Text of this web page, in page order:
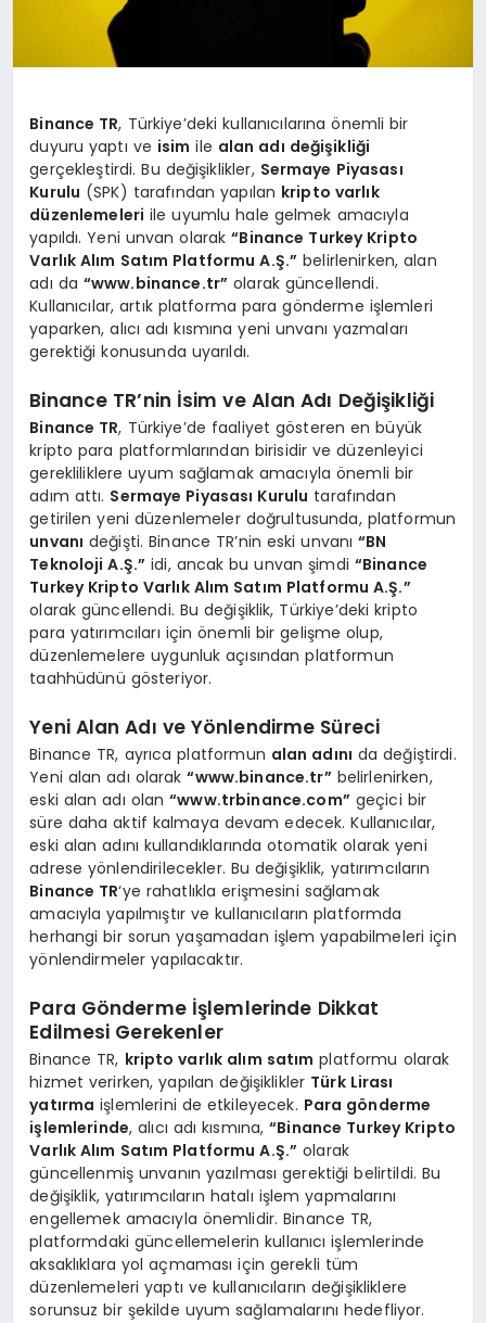
Binance TR, Türkiye’deki kullanıcılarına önemli bir
duyuru yaptı ve isim ile alan adı değişikliği
gerçekleştirdi. Bu değişiklikler, Sermaye Piyasası
Kurulu (SPK) tarafından yapılan kripto varlık
düzenlemeleri ile uyumlu hale gelmek amacıyla
yapıldı. Yeni unvan olarak“Binance Turkey Kripto
Varlık Alım Satım Platformu A.Ş.” belirlenirken, alan
adı da “www.binance.tr” olarak güncellendi.
Kullanıcılar, artık platforma para gönderme işlemleri
yaparken, alıcı adı kısmına yeni unvanı yazmaları
gerektiği konusunda uyarıldı.
Binance TR’nin İsim ve Alan Adı Değişikliği
Binance TR, Türkiye’de faaliyet gösteren en büyük
kripto para platformlarından birisidir ve düzenleyici
gerekliliklere uyum sağlamak amacıyla önemli bir
adım attı. Sermaye Piyasası Kurulu tarafından
getirilen yeni düzenlemeler doğrultusunda, platformun
unvanı değişti. Binance TR’nin eski unvanı“BN
Teknoloji A.Ş.” idi, ancak bu unvan şimdi “Binance
Turkey Kripto Varlık Alım Satım Platformu A.Ş.”
olarak güncellendi. Bu değişiklik, Türkiye’deki kripto
para yatırımcıları için önemli bir gelişme olup,
düzenlemelere uygunluk açısından platformun
taahhüdünü gösteriyor.
Yeni Alan Adı ve Yönlendirme Süreci
Binance TR, ayrıca platformun alan adını da değiştirdi.
Yeni alan adı olarak“www.binance.tr” belirlenirken,
eski alan adı olan“www.trbinance.com” geçici bir
süre daha aktif kalmaya devam edecek. Kullanıcılar,
eski alan adını kullandıklarında otomatik olarak yeni
adrese yönlendirilecekler. Bu değişiklik, yatırımcıların
Binance TR‘ye rahatlıkla erişmesini sağlamak
amacıyla yapılmıştır ve kullanıcıların platformda
herhangi bir sorun yaşamadan işlem yapabilmeleri için
yönlendirmeler yapılacaktır.
Para Gönderme İşlemlerinde Dikkat
Edilmesi Gerekenler
Binance TR, kripto varlık alım satım platformu olarak
hizmet verirken, yapılan değişiklikler Türk Lirası
yatırma işlemlerini de etkileyecek. Para gönderme
işlemlerinde, alıcı adı kısmına,“Binance Turkey Kripto
Varlık Alım Satım Platformu A.Ş.” olarak
güncellenmiş unvanın yazılması gerektiği belirtildi. Bu
değişiklik, yatırımcıların hatalı işlem yapmalarını
engellemek amacıyla önemlidir. Binance TR,
platformdaki güncellemelerin kullanıcı işlemlerinde
aksaklıklara yol açmaması için gerekli tüm
düzenlemeleri yaptı ve kullanıcıların değişikliklere
sorunsuz bir şekilde uyum sağlamalarını hedefliyor.